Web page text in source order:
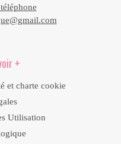
+
et charte cookie
Utilisation